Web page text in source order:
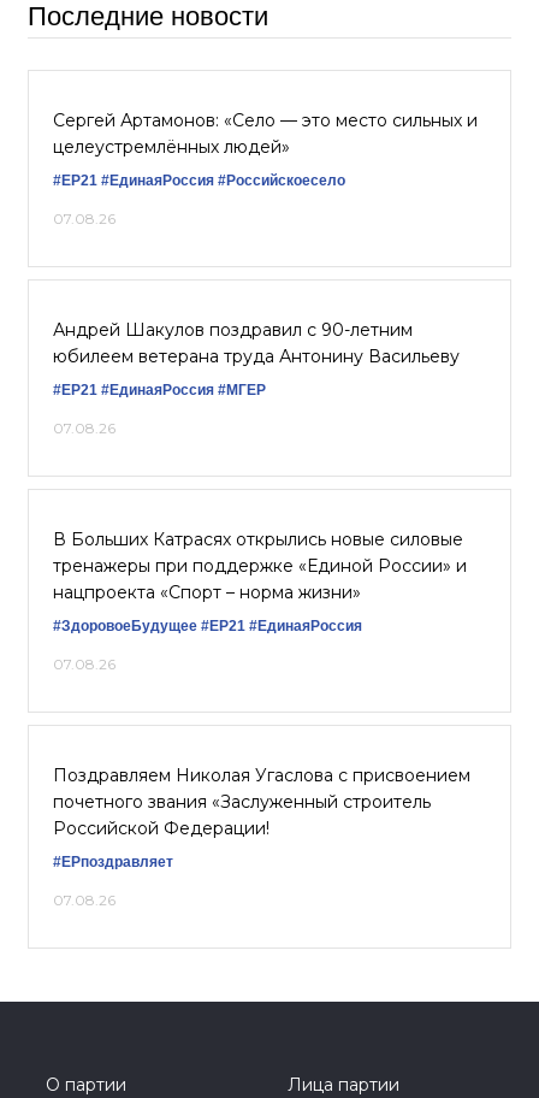
Последние новости
Сергей Артамонов: «Село — это место сильных и
целеустремлённых людей»
#ЕР21 #‎ЕдинаяРоссия #Российскоесело
07.08.26
Андрей Шакулов поздравил с 90-летним
юбилеем ветерана труда Антонину Васильеву
#ЕР21 #ЕдинаяРоссия #‎МГЕР‬
07.08.26
В Больших Катрасях открылись новые силовые
тренажеры при поддержке «Единой России» и
нацпроекта «Спорт – норма жизни»
#ЗдоровоеБудущее #ЕР21 #ЕдинаяРоссия
07.08.26
Поздравляем Николая Угаслова с присвоением
почетного звания «Заслуженный строитель
Российской Федерации!
#ЕРпоздравляет
07.08.26
О партии
Лица партии